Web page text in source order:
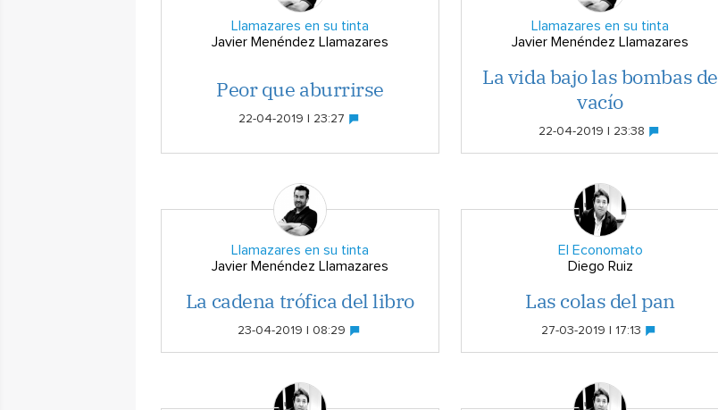
Llamazares en su tinta
Javier Menéndez Llamazares
Peor que aburrirse
22-04-2019 | 23:27
Llamazares en su tinta
Javier Menéndez Llamazares
La vida bajo las bombas de
vacío
22-04-2019 | 23:38
Llamazares en su tinta
Javier Menéndez Llamazares
La cadena trófica del libro
23-04-2019 | 08:29
El Economato
Diego Ruiz
Las colas del pan
27-03-2019 | 17:13